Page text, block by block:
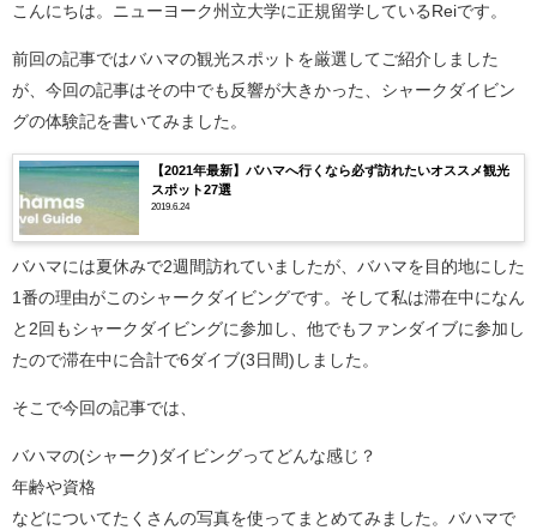
こんにちは。ニューヨーク州立大学に正規留学しているReiです。
前回の記事ではバハマの観光スポットを厳選してご紹介しました
が、今回の記事はその中でも反響が大きかった、シャークダイビン
グの体験記を書いてみました。
【2021年最新】バハマへ行くなら必ず訪れたいオススメ観光
スポット27選
2019.6.24
バハマには夏休みで2週間訪れていましたが、バハマを目的地にした
1番の理由がこのシャークダイビングです。そして私は滞在中になん
と2回もシャークダイビングに参加し、他でもファンダイブに参加し
たので滞在中に合計で6ダイブ(3日間)しました。
そこで今回の記事では、
バハマの(シャーク)ダイビングってどんな感じ？
年齢や資格
などについてたくさんの写真を使ってまとめてみました。バハマで